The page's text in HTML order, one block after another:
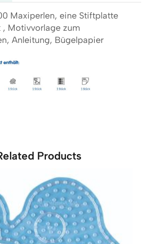
Maxiperlen, eine Stiftplatte
, Motivvorlage zum
Anleitung, Bügelpapier
Products